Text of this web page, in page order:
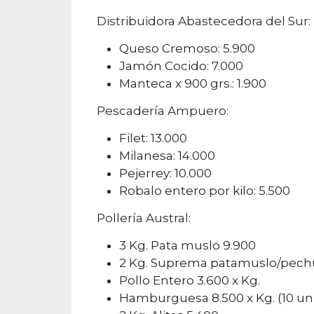
Distribuidora Abastecedora del Sur:
Queso Cremoso: 5.900
Jamón Cocido: 7.000
Manteca x 900 grs.: 1.900
Pescadería Ampuero:
Filet: 13.000
Milanesa: 14.000
Pejerrey: 10.000
Robalo entero por kilo: 5.500
Pollería Austral:
3 Kg. Pata muslo 9.900
2 Kg. Suprema patamuslo/
Pollo Entero 3.600 x Kg.
Hamburguesa 8.500 x Kg. (10